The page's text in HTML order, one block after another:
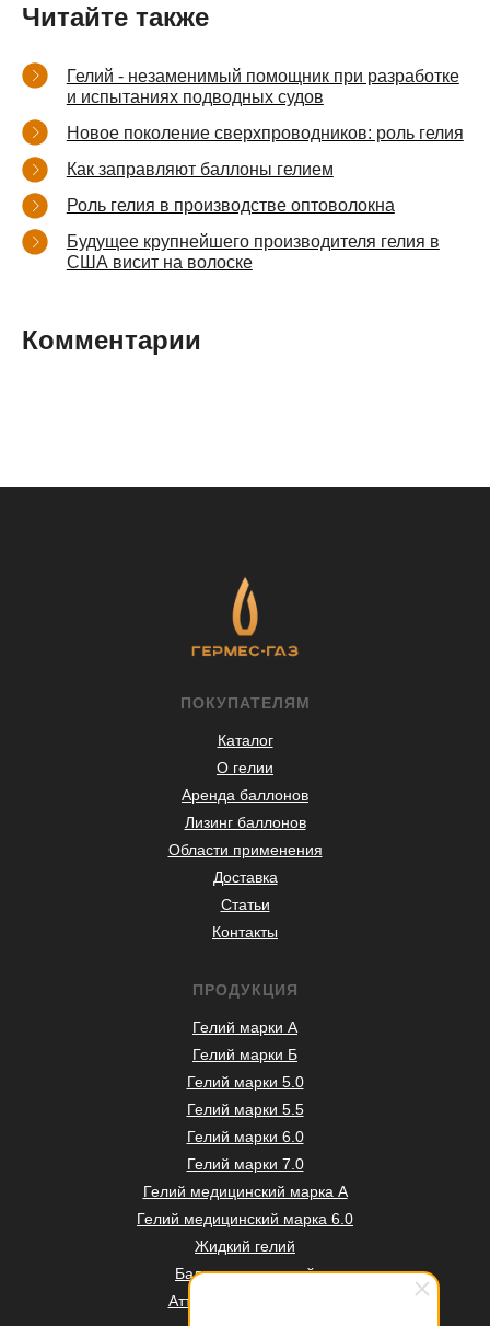
Читайте также
Гелий - незаменимый помощник при разработке
и испытаниях подводных судов
Новое поколение сверхпроводников: роль гелия
Как заправляют баллоны гелием
Роль гелия в производстве оптоволокна
Будущее крупнейшего производителя гелия в
США висит на волоске
Комментарии
ПРОДУКЦИЯ
Гелий марки А
Гелий марки Б
Гелий марки 5.0
Гелий марки 5.5
Гелий марки 6.0
Гелий марки 7.0
Гелий медицинский марка А
Гелий медицинский марка 6.0
Жидкий гелий
Баллоны под гелий
Аттестация баллонов
ПОКУПАТЕЛЯМ
Каталог
О гелии
Аренда баллонов
Лизинг баллонов
Области применения
Доставка
Статьи
Контакты